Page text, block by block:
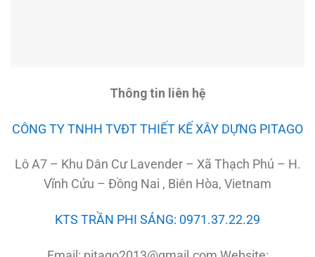
Thông tin liên hệ
CÔNG TY TNHH TVĐT THIẾT KẾ XÂY DỰNG PITAGO
Lô A7 – Khu Dân Cư Lavender – Xã Thạch Phú – H.
Vĩnh Cửu – Đồng Nai , Biên Hòa, Vietnam
KTS TRẦN PHI SÁNG: 0971.37.22.29